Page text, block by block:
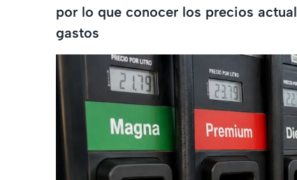
por lo que conocer los precios
gastos